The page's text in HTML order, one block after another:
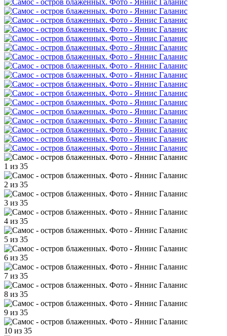
1 из 35
2 из 35
3 из 35
4 из 35
5 из 35
6 из 35
7 из 35
8 из 35
9 из 35
10 из 35